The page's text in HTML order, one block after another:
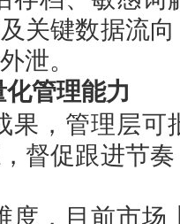
关键数据流
泄。
管理能力
果，管理层可
督促跟进节
度，目前市场